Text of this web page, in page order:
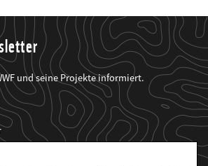
und seine Projekte informiert.